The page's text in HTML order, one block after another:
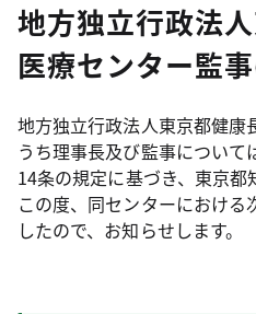
地方独立行政法
医療センター監
地方独立行政法人東京都健康
うち理事長及び監事につい
14条の規定に基づき、東京都
この度、同センターにおける
したので、お知らせします。